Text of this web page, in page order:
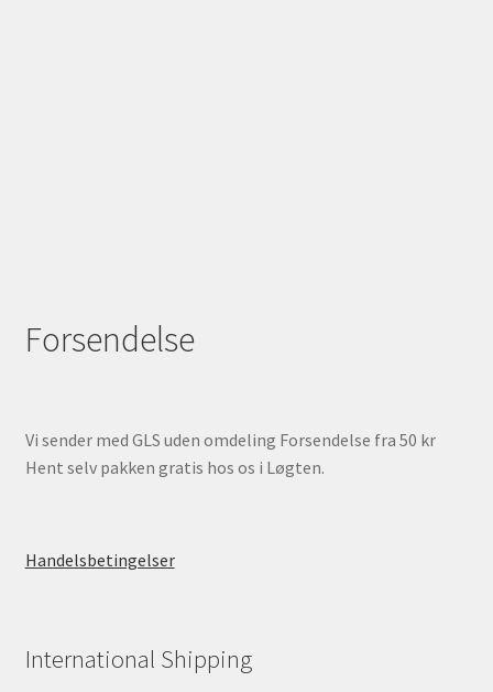
Forsendelse
Vi sender med GLS uden omdeling Forsendelse fra 50 kr
Hent selv pakken gratis hos os i Løgten.
Handelsbetingelser
International Shipping